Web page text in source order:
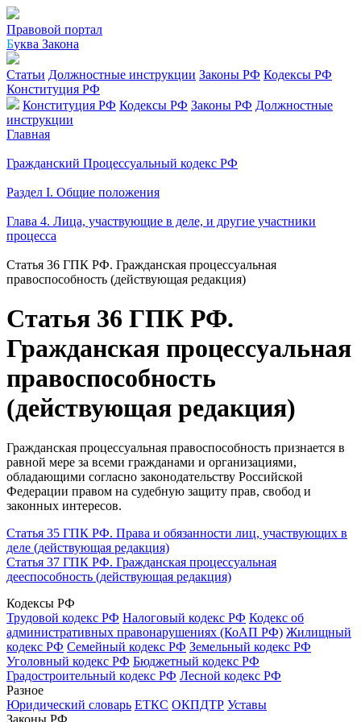
Правовой портал
Буква Закона
Статьи Должностные инструкции Законы РФ Кодексы РФ
Конституция РФ
Конституция РФ Кодексы РФ Законы РФ Должностные
инструкции
Главная
Гражданский Процессуальный кодекс РФ
Раздел I. Общие положения
Глава 4. Лица, участвующие в деле, и другие участники
процесса
Статья 36 ГПК РФ. Гражданская процессуальная
правоспособность (действующая редакция)
Статья 36 ГПК РФ.
Гражданская процессуальная
правоспособность
(действующая редакция)
Гражданская процессуальная правоспособность признается в
равной мере за всеми гражданами и организациями,
обладающими согласно законодательству Российской
Федерации правом на судебную защиту прав, свобод и
законных интересов.
Статья 35 ГПК РФ. Права и обязанности лиц, участвующих в
деле (действующая редакция)
Статья 37 ГПК РФ. Гражданская процессуальная
дееспособность (действующая редакция)
Кодексы РФ
Трудовой кодекс РФ Налоговый кодекс РФ Кодекс об
административных правонарушениях (КоАП РФ) Жилищный
кодекс РФ Семейный кодекс РФ Земельный кодекс РФ
Уголовный кодекс РФ Бюджетный кодекс РФ
Градостроительный кодекс РФ Лесной кодекс РФ
Разное
Юридический словарь ЕТКС ОКПДТР Уставы
Законы РФ